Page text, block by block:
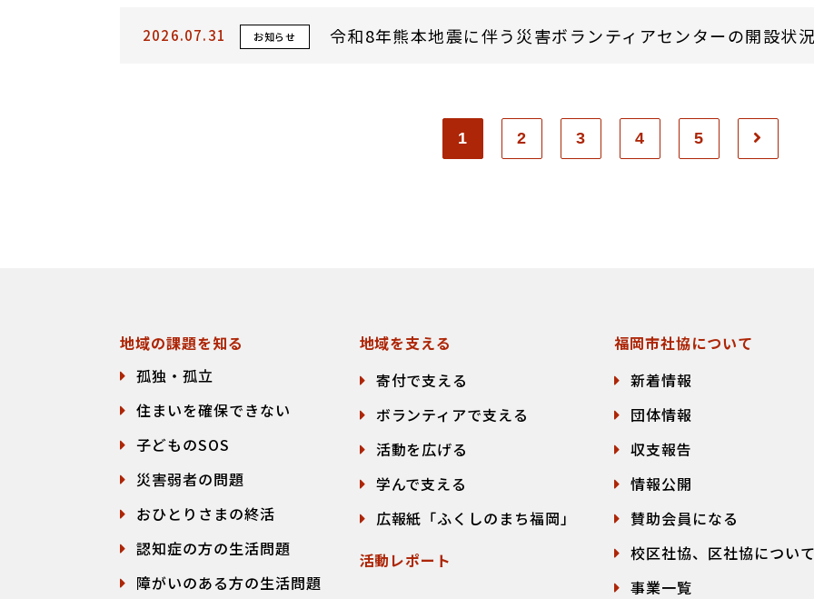
2026.07.31 お知らせ 令和8年熊本地震に伴う災害ボランティアセンターの開設状
1 2 3 4 5
地域の課題を知る
孤独・孤立
住まいを確保できない
子どものSOS
災害弱者の問題
おひとりさまの終活
認知症の方の生活問題
障がいのある方の生活問題
地域を支える
寄付で支える
ボランティアで支える
活動を広げる
学んで支える
広報紙「ふくしのまち福岡」
活動レポート
福岡市社協について
新着情報
団体情報
収支報告
情報公開
賛助会員になる
校区社協、区社協について
事業一覧